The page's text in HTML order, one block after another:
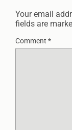
Your email
fields are
Comment *